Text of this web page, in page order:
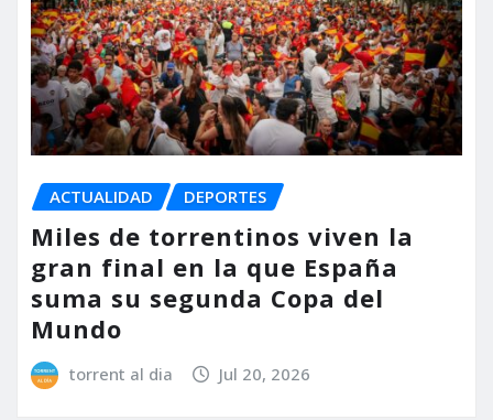
ACTUALIDAD DEPORTES
Miles de torrentinos viven la
gran final en la que España
suma su segunda Copa del
Mundo
torrent al dia Jul 20, 2026